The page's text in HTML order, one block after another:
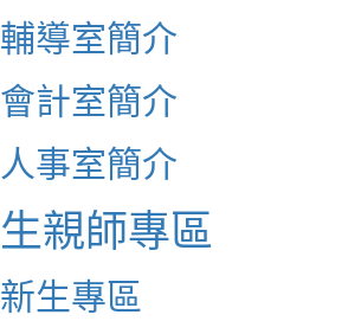
輔導室簡介
會計室簡介
人事室簡介
生親師專區
新生專區